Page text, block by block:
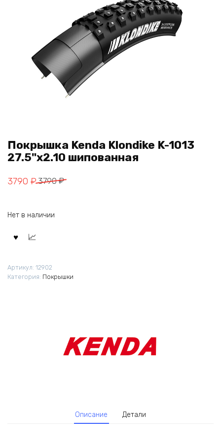
Покрышка Kenda Klondike K-1013
27.5"x2.10 шипованная
3790₽
Первоначальная
3790 ₽.
3790 ₽
Текущая
Нет в наличии
Артикул: 12902
Категория: Покрышки
Описание Детали